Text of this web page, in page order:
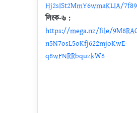
Hj2sISt2MmY6wmaKLIA/
লিংক-৬ :
https://mega.nz/file/
n5N7osL5oKfj622mjoKwE-
q8wFNRRbquzkW8